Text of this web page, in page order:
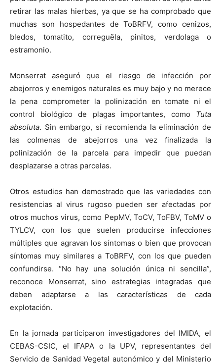
retirar las malas hierbas, ya que se ha comprobado que
muchas son hospedantes de ToBRFV, como cenizos,
bledos, tomatito, correguëla, pinitos, verdolaga o
estramonio.
Monserrat aseguró que el riesgo de infección por
abejorros y enemigos naturales es muy bajo y no merece
la pena comprometer la polinización en tomate ni el
control biológico de plagas importantes, como Tuta
absoluta. Sin embargo, sí recomienda la eliminación de
las colmenas de abejorros una vez finalizada la
polinización de la parcela para impedir que puedan
desplazarse a otras parcelas.
Otros estudios han demostrado que las variedades con
resistencias al virus rugoso pueden ser afectadas por
otros muchos virus, como PepMV, ToCV, ToFBV, ToMV o
TYLCV, con los que suelen producirse infecciones
múltiples que agravan los síntomas o bien que provocan
síntomas muy similares a ToBRFV, con los que pueden
confundirse. “No hay una solución única ni sencilla”,
reconoce Monserrat, sino estrategias integradas que
deben adaptarse a las características de cada
explotación.
En la jornada participaron investigadores del IMIDA, el
CEBAS-CSIC, el IFAPA o la UPV, representantes del
Servicio de Sanidad Vegetal autonómico y del Ministerio